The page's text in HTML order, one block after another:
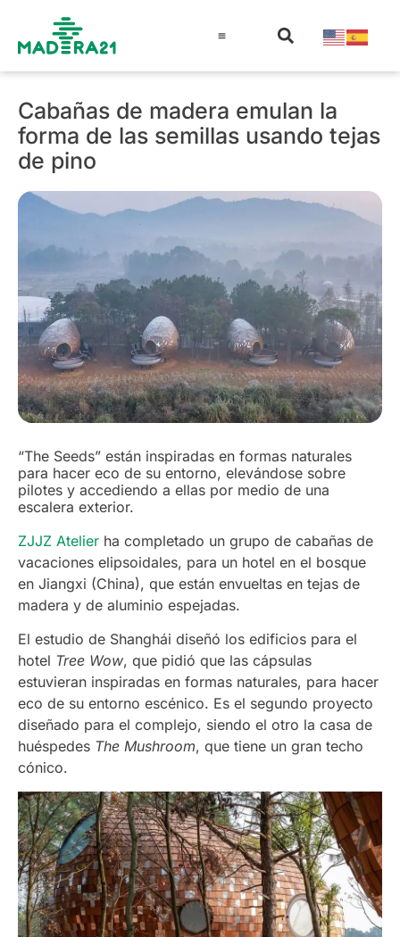
Cabañas de madera emulan la
forma de las semillas usando tejas
de pino
“The Seeds” están inspiradas en formas naturales
para hacer eco de su entorno, elevándose sobre
pilotes y accediendo a ellas por medio de una
escalera exterior.
ZJJZ Atelier ha completado un grupo de cabañas de
vacaciones elipsoidales, para un hotel en el bosque
en Jiangxi (China), que están envueltas en tejas de
madera y de aluminio espejadas.
El estudio de Shanghái diseñó los edificios para el
hotel Tree Wow, que pidió que las cápsulas
estuvieran inspiradas en formas naturales, para hacer
eco de su entorno escénico. Es el segundo proyecto
diseñado para el complejo, siendo el otro la casa de
huéspedes The Mushroom, que tiene un gran techo
cónico.